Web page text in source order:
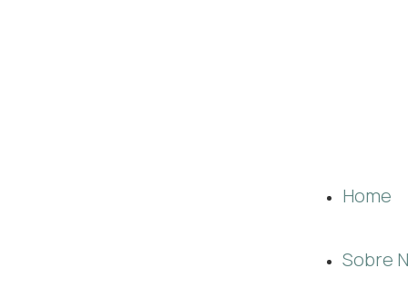
Home
Sobre